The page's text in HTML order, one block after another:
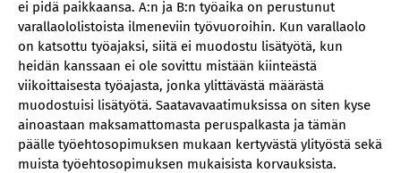
ei pidä paikkaansa. A:n ja B:n työaika on perustunut
varallaololistoista ilmeneviin työvuoroihin. Kun varallaolo
on katsottu työajaksi, siitä ei muodostu lisätyötä, kun
heidän kanssaan ei ole sovittu mistään kiinteästä
viikoittaisesta työajasta, jonka ylittävästä määrästä
muodostuisi lisätyötä. Saatavavaatimuksissa on siten kyse
ainoastaan maksamattomasta peruspalkasta ja tämän
päälle työehtosopimuksen mukaan kertyvästä ylityöstä sekä
muista työehtosopimuksen mukaisista korvauksista.